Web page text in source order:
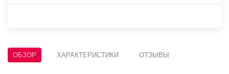
ОБЗОР ХАРАКТЕРИСТИКИ ОТЗЫВЫ